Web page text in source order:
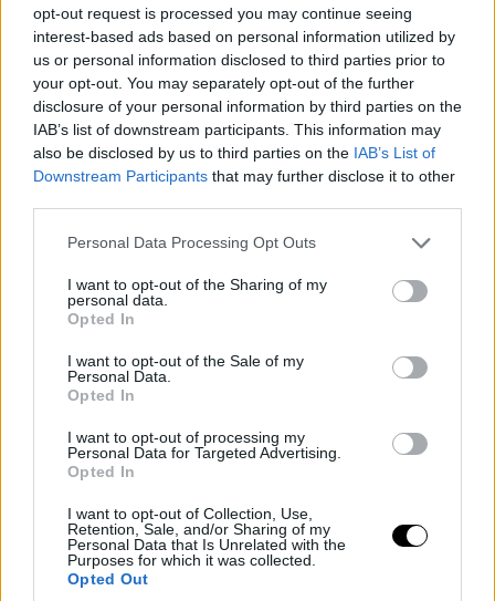
opt-out request is processed you may continue seeing
interest-based ads based on personal information utilized by
us or personal information disclosed to third parties prior to
your opt-out. You may separately opt-out of the further
disclosure of your personal information by third parties on the
IAB’s list of downstream participants. This information may
also be disclosed by us to third parties on the IAB’s List of
Downstream Participants that may further disclose it to other
Please note that this website/app uses one or more Google
not limited to your visit or usage behaviour. You may click to
grant or deny consent to Google and its third-party tags to
use your data for below specified purposes in below Google
consent section.
Personal Data Processing Opt Outs
I want to opt-out of the Sharing of my
personal data.
Opted In
I want to opt-out of the Sale of my
Personal Data.
Opted In
I want to opt-out of processing my
Personal Data for Targeted Advertising.
Opted In
I want to opt-out of Collection, Use,
Retention, Sale, and/or Sharing of my
Personal Data that Is Unrelated with the
Purposes for which it was collected.
Opted Out